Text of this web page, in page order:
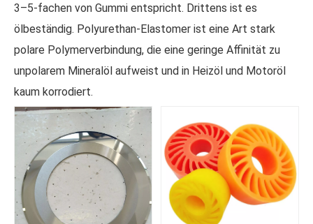
3–5-fachen von Gummi entspricht. Drittens ist es
ölbeständig. Polyurethan-Elastomer ist eine Art stark
polare Polymerverbindung, die eine geringe Affinität zu
unpolarem Mineralöl aufweist und in Heizöl und Motoröl
kaum korrodiert.